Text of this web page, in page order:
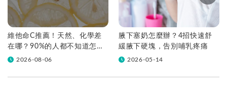
維他命C推薦！天然、化學差
在哪？90%的人都不知道怎麼
挑！帶你一次看
2026-08-06
腋下塞奶怎麼辦？4招快速舒
緩腋下硬塊，告別哺乳疼痛
2026-05-14